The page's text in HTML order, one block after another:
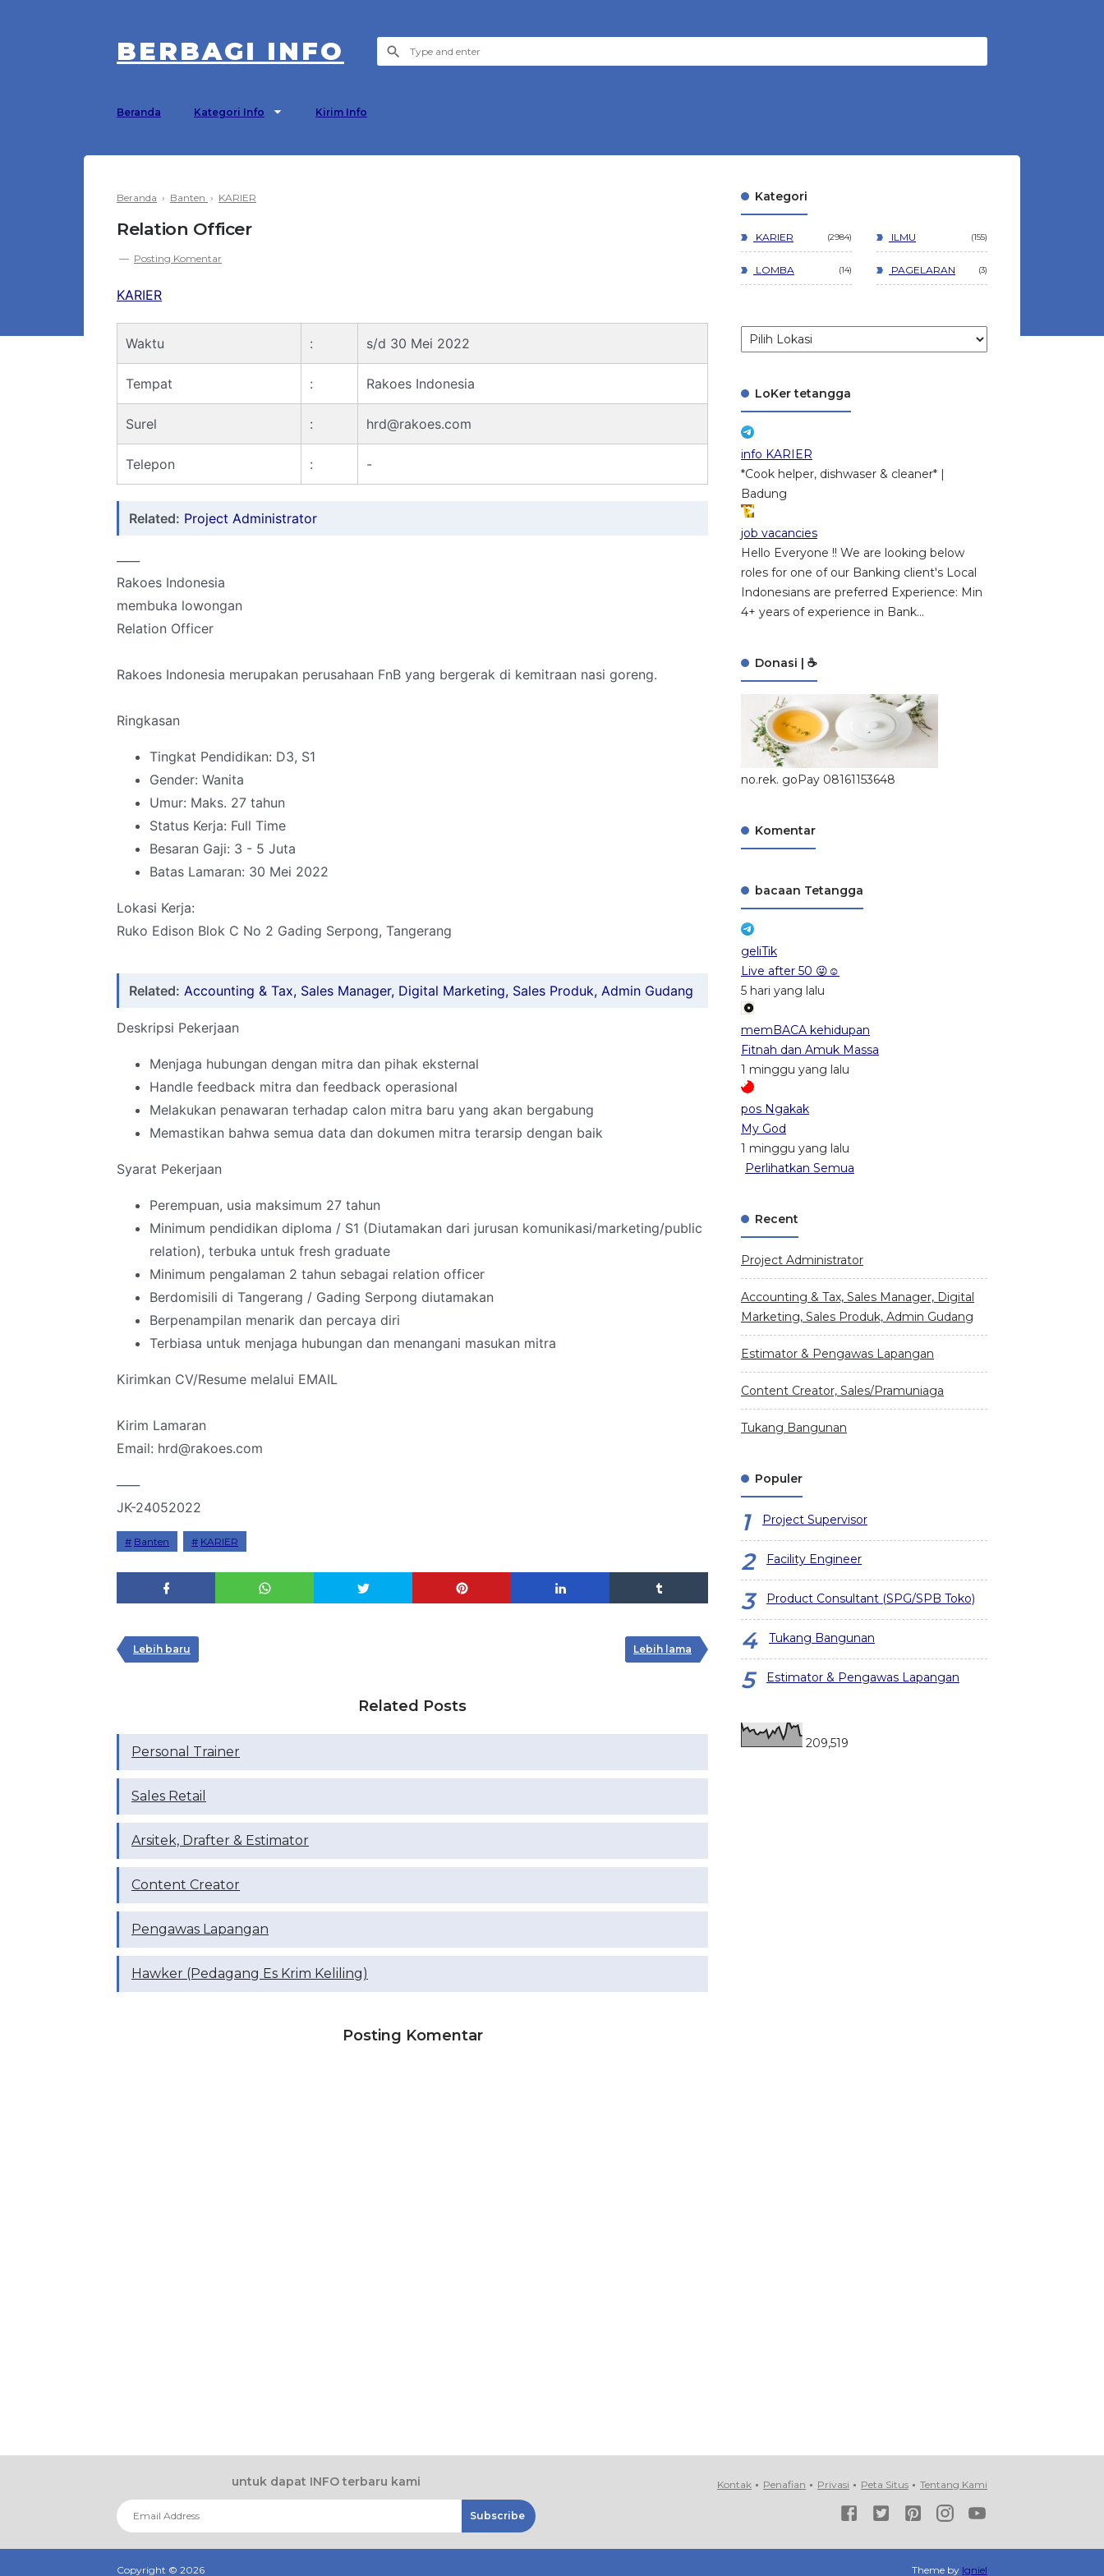
BERBAGI INFO
Beranda Kategori Info Kirim Info
Beranda › Banten › KARIER
Relation Officer
Posting Komentar
KARIER
Waktu : s/d 30 Mei 2022
Tempat : Rakoes Indonesia
Surel : hrd@rakoes.com
Telepon : -
Related: Project Administrator
Rakoes Indonesia
membuka lowongan
Relation Officer
Rakoes Indonesia merupakan perusahaan FnB yang bergerak di kemitraan nasi goreng.
Ringkasan
Tingkat Pendidikan: D3, S1
Gender: Wanita
Umur: Maks. 27 tahun
Status Kerja: Full Time
Besaran Gaji: 3 - 5 Juta
Batas Lamaran: 30 Mei 2022
Lokasi Kerja:
Ruko Edison Blok C No 2 Gading Serpong, Tangerang
Related: Accounting & Tax, Sales Manager, Digital Marketing, Sales Produk, Admin Gudang
Deskripsi Pekerjaan
Menjaga hubungan dengan mitra dan pihak eksternal
Handle feedback mitra dan feedback operasional
Melakukan penawaran terhadap calon mitra baru yang akan bergabung
Memastikan bahwa semua data dan dokumen mitra terarsip dengan baik
Syarat Pekerjaan
Perempuan, usia maksimum 27 tahun
Minimum pendidikan diploma / S1 (Diutamakan dari jurusan komunikasi/marketing/public
relation), terbuka untuk fresh graduate
Minimum pengalaman 2 tahun sebagai relation officer
Berdomisili di Tangerang / Gading Serpong diutamakan
Berpenampilan menarik dan percaya diri
Terbiasa untuk menjaga hubungan dan menangani masukan mitra
Kirimkan CV/Resume melalui EMAIL
Kirim Lamaran
Email: hrd@rakoes.com
JK-24052022
Banten KARIER
Lebih baru Lebih lama
Related Posts
Personal Trainer
Sales Retail
Arsitek, Drafter & Estimator
Content Creator
Pengawas Lapangan
Hawker (Pedagang Es Krim Keliling)
Posting Komentar
Kategori
KARIER 2984 ILMU 155
LOMBA 14 PAGELARAN 3
LoKer tetangga
info KARIER
*Cook helper, dishwaser & cleaner* |
Badung
job vacancies
Hello Everyone !! We are looking below
roles for one of our Banking client's Local
Indonesians are preferred Experience: Min
4+ years of experience in Bank...
Donasi | ☕
no.rek. goPay 08161153648
Komentar
bacaan Tetangga
geliTik
Live after 50 😜☺️
5 hari yang lalu
memBACA kehidupan
Fitnah dan Amuk Massa
1 minggu yang lalu
pos Ngakak
My God
1 minggu yang lalu
Perlihatkan Semua
Recent
Project Administrator
Accounting & Tax, Sales Manager, Digital
Marketing, Sales Produk, Admin Gudang
Estimator & Pengawas Lapangan
Content Creator, Sales/Pramuniaga
Tukang Bangunan
Populer
Project Supervisor
Facility Engineer
Product Consultant (SPG/SPB Toko)
Tukang Bangunan
Estimator & Pengawas Lapangan
209,519
untuk dapat INFO terbaru kami Kontak Penafian Privasi Peta Situs Tentang Kami
Copyright © 2026 Theme by Igniel